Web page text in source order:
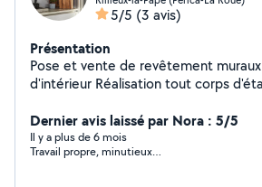
5/5 (3 avis)
Présentation
Pose et vente de revêtement muraux Décorateur
d'intérieur Réalisation tout corps d'états ( pose de
Dernier avis laissé par Nora : 5/5
Il y a plus de 6 mois
Travail propre, minutieux…